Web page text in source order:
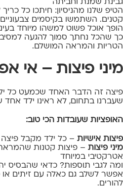
גבינת שמנת וחביתה
הטיפ שלנו מהניסיון: חיתכו כל
קטנים. השתמשו בקיסמים
הופך אוכל פשוט למשהו מיוחד
כך שהכל נחתך סמוך להגעה
הטריות והמראה המושלם.
מיני פיצות – אי
פיצה זה הדבר האחד שכמעט כל
שעברנו בתחום, לא ראינו ילד אחד
האופציות שעובדות הכי טוב:
פיצות אישיות – כל ילד מקבל
מיני פיצות – פיצות קטנות
אטרקטיבי במיוחד
ומה לגבי תוספות? כדאי שהבסיס
אפשר לשלב גם כאלה עם זיתים או
להורים.